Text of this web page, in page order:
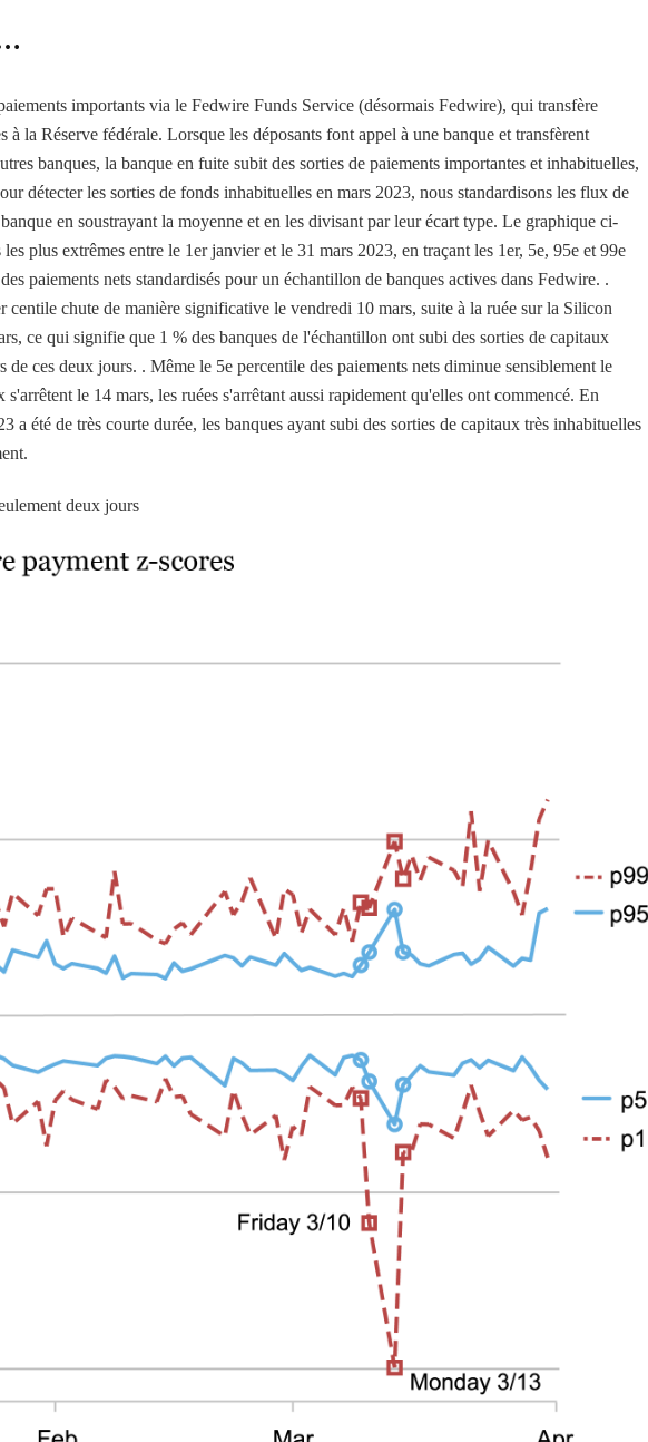
importants via le Fedwire Funds Service (désormais Fedwire), qui transfère
à la Réserve fédérale. Lorsque les déposants font appel à une banque et transfèrent
banques, la banque en fuite subit des sorties de paiements importantes et inhabituelles,
détecter les sorties de fonds inhabituelles en mars 2023, nous standardisons les flux de
en soustrayant la moyenne et en les divisant par leur écart type. Le graphique ci-
plus extrêmes entre le 1er janvier et le 31 mars 2023, en traçant les 1er, 5e, 95e et 99e
paiements nets standardisés pour un échantillon de banques actives dans Fedwire. .
centile chute de manière significative le vendredi 10 mars, suite à la ruée sur la Silicon
ce qui signifie que 1 % des banques de l'échantillon ont subi des sorties de capitaux
ces deux jours. . Même le 5e percentile des paiements nets diminue sensiblement le
le 14 mars, les ruées s'arrêtant aussi rapidement qu'elles ont commencé. En
a été de très courte durée, les banques ayant subi des sorties de capitaux très inhabituelles
deux jours